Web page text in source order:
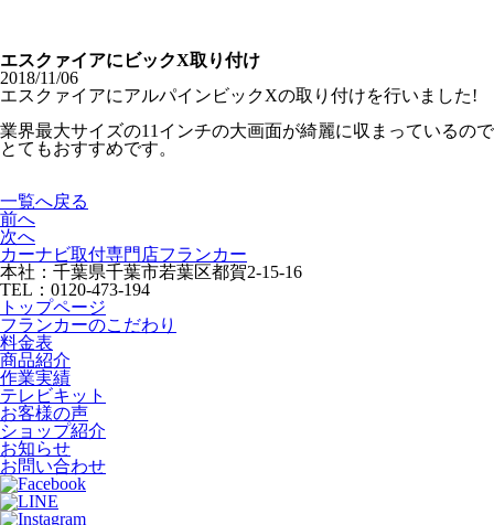
エスクァイアにビックX取り付け
2018/11/06
エスクァイアにアルパインビックXの取り付けを行いました!
業界最大サイズの11インチの大画面が綺麗に収まっているので
とてもおすすめです。
一覧へ戻る
前へ
次へ
カーナビ取付専⾨店フランカー
本社：千葉県千葉市若葉区都賀2-15-16
TEL：0120-473-194
トップページ
フランカーのこだわり
料金表
商品紹介
作業実績
テレビキット
お客様の声
ショップ紹介
お知らせ
お問い合わせ